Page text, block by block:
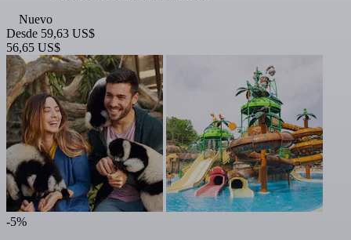
Nuevo
Desde 59,63 US$
56,65 US$
-5%